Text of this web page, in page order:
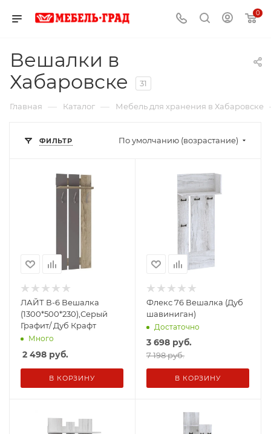
0
Вешалки в
Хабаровске
31
Главная — Каталог — Мебель для хранения в Хабаровске
ФИЛЬТР По умолчанию (возрастание)
ЛАЙТ В-6 Вешалка
(1300*500*230),Серый
Графит/ Дуб Крафт
Много
2 498 руб.
В КОРЗИНУ
Флекс 76 Вешалка (Дуб
шавиниган)
Достаточно
3 698 руб.
7 198 руб.
В КОРЗИНУ